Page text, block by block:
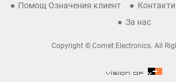
Помощ Означения клиент
Контакти
За нас
Copyright © Comet Electronics. All